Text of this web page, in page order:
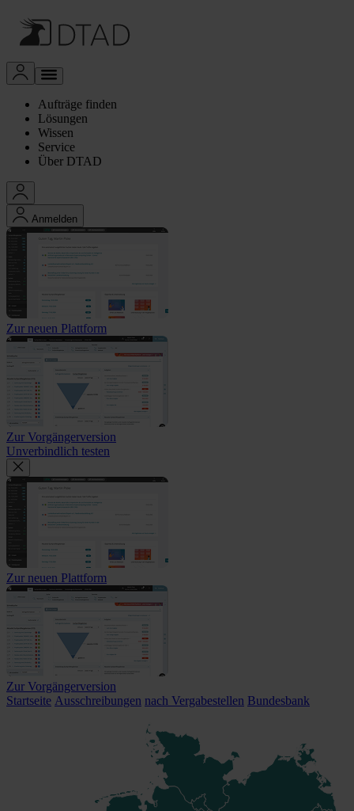
Aufträge finden
Lösungen
Wissen
Service
Über DTAD
Anmelden
Zur neuen Plattform
Zur Vorgängerversion
Unverbindlich testen
Zur neuen Plattform
Zur Vorgängerversion
Startseite Ausschreibungen nach Vergabestellen Bundesbank